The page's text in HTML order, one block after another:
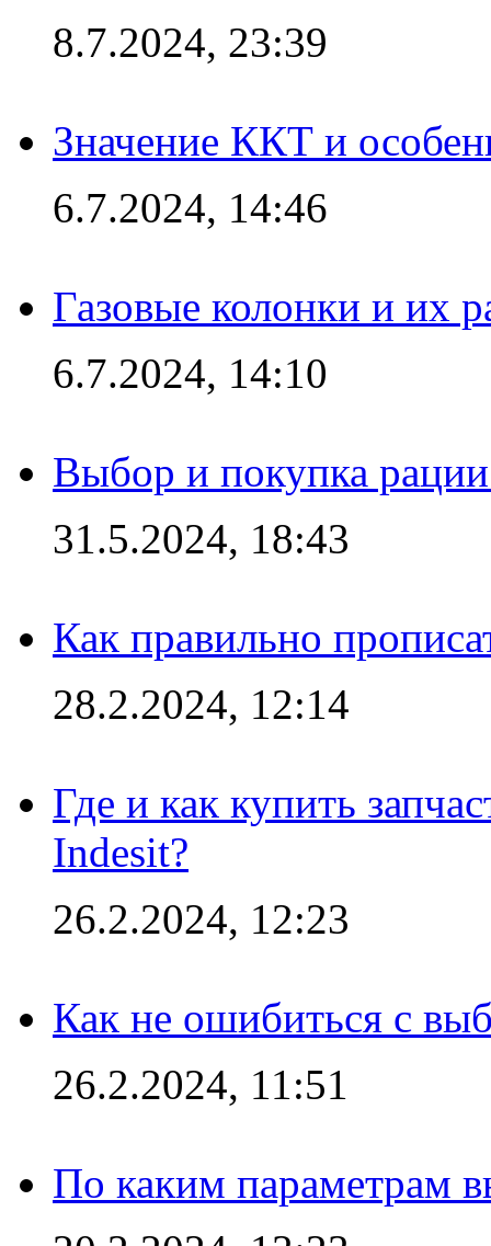
8.7.2024, 23:39
Значение ККТ и
6.7.2024, 14:46
Газовые колонки и их
6.7.2024, 14:10
Выбор и покупка
31.5.2024, 18:43
Как правильно
28.2.2024, 12:14
Где и как купить
Indesit?
26.2.2024, 12:23
Как не ошибиться с
26.2.2024, 11:51
По каким параметрам